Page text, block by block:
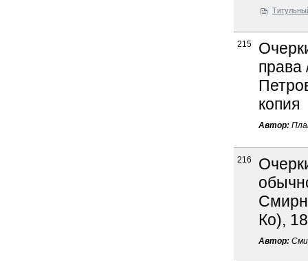
215
права
копия
Автор:
216
Ко),
Автор: